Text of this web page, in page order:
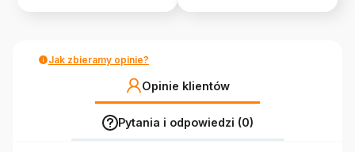
Jak zbieramy opinie?
Opinie klientów
Pytania i odpowiedzi (0)